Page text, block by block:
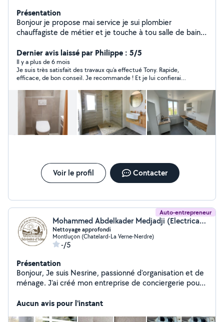
Présentation
Bonjour je propose mai service je sui plombier
chauffagiste de métier et je touche à tou salle de bain
Dernier avis laissé par Philippe : 5/5
Il y a plus de 6 mois
Je suis très satisfait des travaux qu’a effectué Tony. Rapide,
efficace, de bon conseil. Je recommande ! Et je lui confierai
Voir le profil Contacter
Auto-entrepreneur
Mohammed Abdelkader Medjadji (Electricalsolution)
Nettoyage approfondi
Montluçon (Chatelard-La Verne-Nerdre)
-/5
Présentation
Bonjour, Je suis Nesrine, passionné d'organisation et de
ménage. J'ai créé mon entreprise de conciergerie pour
également des services de nettoyage appronfi à
Aucun avis pour l'instant